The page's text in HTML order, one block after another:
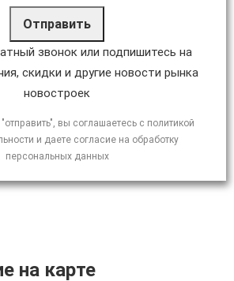
Отправить
звонок или подпишитесь на
скидки и другие новости рынка
новостроек
вы соглашаетесь с политикой
и даете согласие на обработку
персональных данных
на карте